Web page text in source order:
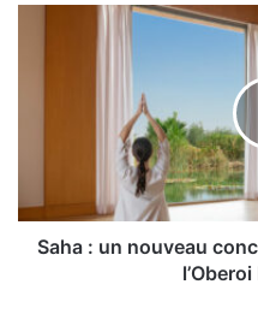
en
conçu
parSaha : un nouveau